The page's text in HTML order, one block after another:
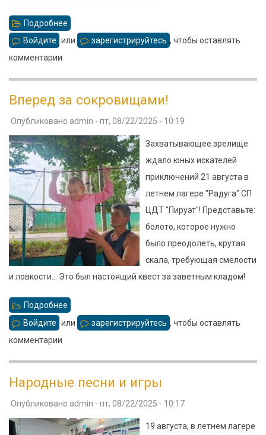
Подробнее
XV
"Служу
России"
Войдите или зарегистрируйтесь , чтобы оставлять
комментарии
Вперед за сокровищами!
Опубликовано admin - пт, 08/22/2025 - 10:19
Захватывающее зрелище
ждало юных искателей
приключений 21 августа в
летнем лагере "Радуга" СП
ЦДТ "Пируэт"! Представьте:
болото, которое нужно
было преодолеть, крутая
скала, требующая смелости
и ловкости... Это был настоящий квест за заветным кладом!
Подробнее
Вперед
Войдите или зарегистрируйтесь , чтобы оставлять
комментарии
Народные песни и игры
Опубликовано admin - пт, 08/22/2025 - 10:17
19 августа, в летнем лагере